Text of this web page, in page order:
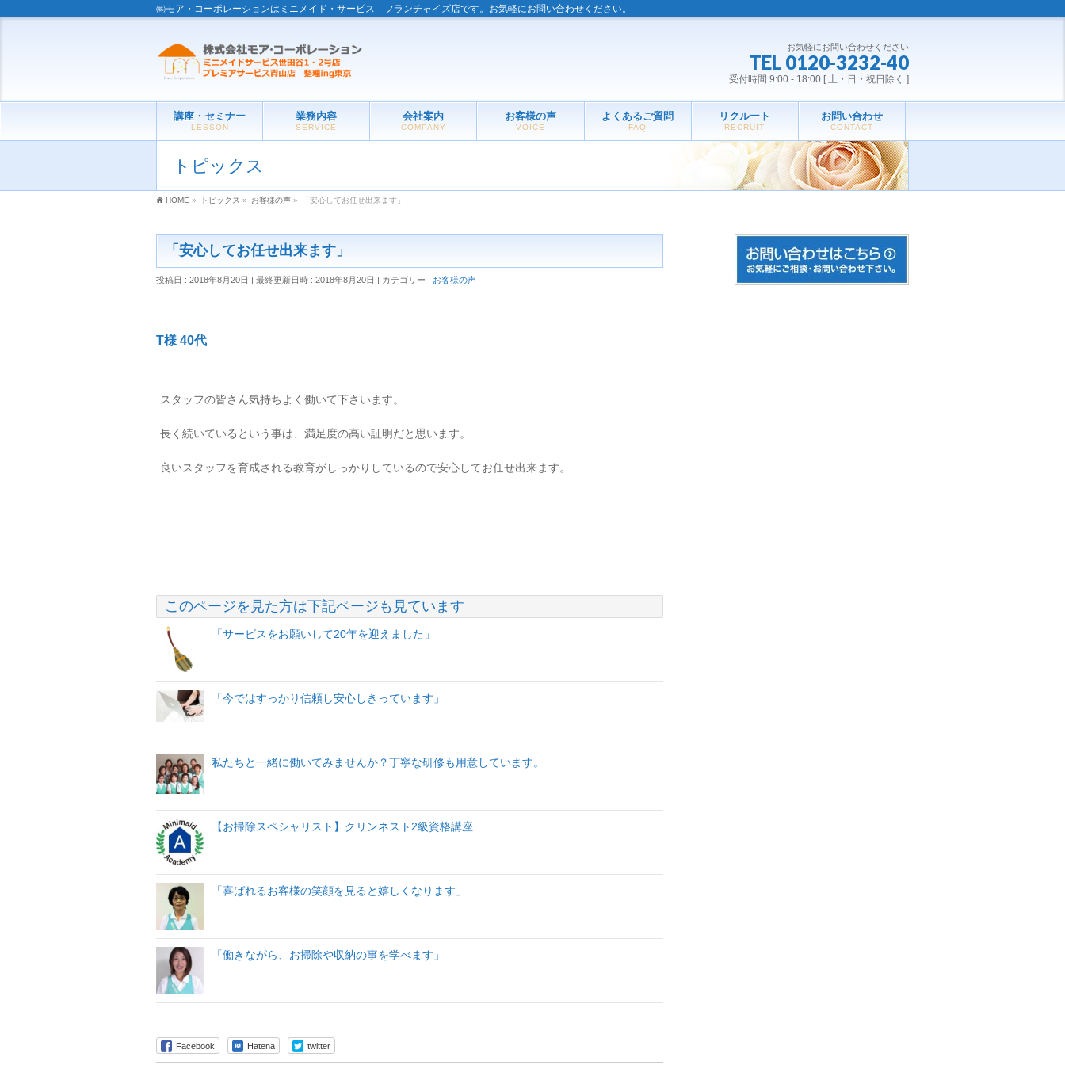
㈱モア・コーポレーションはミニメイド・サービス フランチャイズ店です。お気軽にお問い合わせください。
お気軽にお問い合わせください
TEL 0120-3232-40
受付時間 9:00 - 18:00 [ 土・日・祝日除く ]
講座・セミナー
LESSON
業務内容
SERVICE
会社案内
COMPANY
お客様の声
VOICE
よくあるご質問
FAQ
リクルート
RECRUIT
お問い合わせ
CONTACT
トピックス
HOME » トピックス » お客様の声 » 「安心してお任せ出来ます」
「安心してお任せ出来ます」
投稿日 : 2018年8月20日 最終更新日時 : 2018年8月20日 カテゴリー : お客様の声
T様 40代
スタッフの皆さん気持ちよく働いて下さいます。
長く続いているという事は、満足度の高い証明だと思います。
良いスタッフを育成される教育がしっかりしているので安心してお任せ出来ます。
このページを見た方は下記ページも見ています
「サービスをお願いして20年を迎えました」
「今ではすっかり信頼し安心しきっています」
私たちと一緒に働いてみませんか？丁寧な研修も用意しています。
【お掃除スペシャリスト】クリンネスト2級資格講座
「喜ばれるお客様の笑顔を見ると嬉しくなります」
「働きながら、お掃除や収納の事を学べます」
Facebook Hatena twitter